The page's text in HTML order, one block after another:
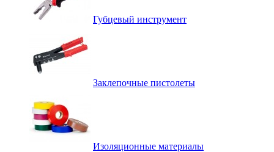
Губцевый инструмент
Заклепочные пистолеты
Изоляционные материалы